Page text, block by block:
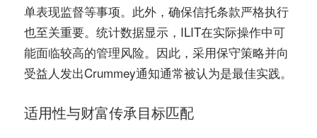
单表现监督等事项。此外，确保信托条款严格执行
也至关重要。统计数据显示，ILIT在实际操作中可
能面临较高的管理风险。因此，采用保守策略并向
受益人发出Crummey通知通常被认为是最佳实践。
适用性与财富传承目标匹配